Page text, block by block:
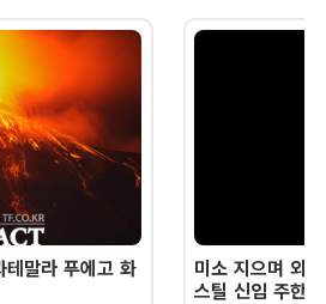
말라 푸에고 화
미소 지으며 외
스틸 신임 주한